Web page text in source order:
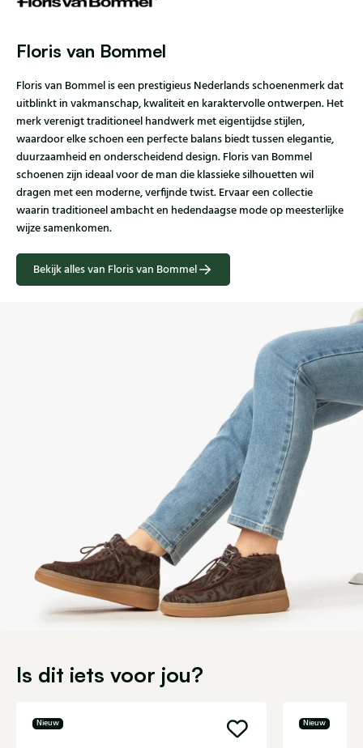
Floris van Bommel
Floris van Bommel is een prestigieus Nederlands schoenenmerk dat
uitblinkt in vakmanschap, kwaliteit en karaktervolle ontwerpen. Het
merk verenigt traditioneel handwerk met eigentijdse stijlen,
waardoor elke schoen een perfecte balans biedt tussen elegantie,
duurzaamheid en onderscheidend design. Floris van Bommel
schoenen zijn ideaal voor de man die klassieke silhouetten wil
dragen met een moderne, verfijnde twist. Ervaar een collectie
waarin traditioneel ambacht en hedendaagse mode op meesterlijke
wijze samenkomen.
Bekijk alles van Floris van Bommel
Is dit iets voor jou?
Nieuw Nieuw